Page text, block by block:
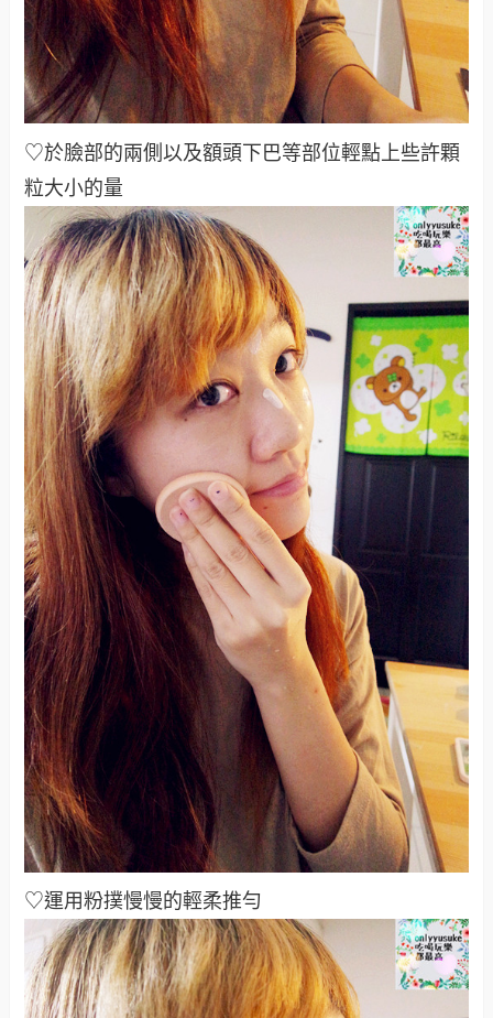
♡於臉部的兩側以及額頭下巴等部位輕點上些許顆
粒大小的量
♡運用粉撲慢慢的輕柔推勻